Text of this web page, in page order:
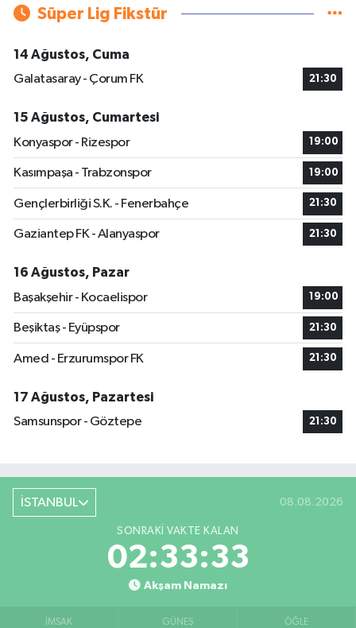
Süper Lig Fikstür
14 Ağustos, Cuma
Galatasaray - Çorum FK
21:30
15 Ağustos, Cumartesi
Konyaspor - Rizespor
19:00
Kasımpaşa - Trabzonspor 19:00
Gençlerbirliği S.K. - Fenerbahçe 21:30
Gaziantep FK - Alanyaspor 21:30
16 Ağustos, Pazar
Başakşehir - Kocaelispor
19:00
Beşiktaş - Eyüpspor 21:30
Amed - Erzurumspor FK 21:30
17 Ağustos, Pazartesi
Samsunspor - Göztepe
21:30
İSTANBUL 08.08.2026
SONRAKI VAKTE KALAN
02:33:33
Akşam Namazı
İMSAK GÜNEŞ ÖĞLE